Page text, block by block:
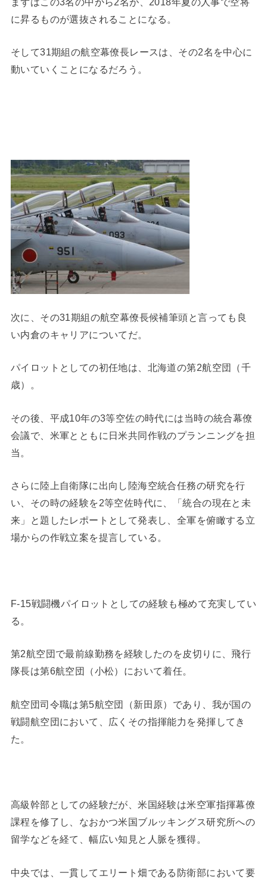
に昇るものが選抜されることになる。
そして31期組の航空幕僚長レースは、その2名を中心に
動いていくことになるだろう。
次に、その31期組の航空幕僚長候補筆頭と言っても良
い内倉のキャリアについてだ。
パイロットとしての初任地は、北海道の第2航空団（千
歳）。
その後、平成10年の3等空佐の時代には当時の統合幕僚
会議で、米軍とともに日米共同作戦のプランニングを担
当。
さらに陸上自衛隊に出向し陸海空統合任務の研究を行
い、その時の経験を2等空佐時代に、「統合の現在と未
来」と題したレポートとして発表し、全軍を俯瞰する立
場からの作戦立案を提言している。
F-15戦闘機パイロットとしての経験も極めて充実してい
る。
第2航空団で最前線勤務を経験したのを皮切りに、飛行
隊長は第6航空団（小松）において着任。
航空団司令職は第5航空団（新田原）であり、我が国の
戦闘航空団において、広くその指揮能力を発揮してき
た。
高級幹部としての経験だが、米国経験は米空軍指揮幕僚
課程を修了し、なおかつ米国ブルッキングス研究所への
留学などを経て、幅広い知見と人脈を獲得。
中央では、一貫してエリート畑である防衛部において要